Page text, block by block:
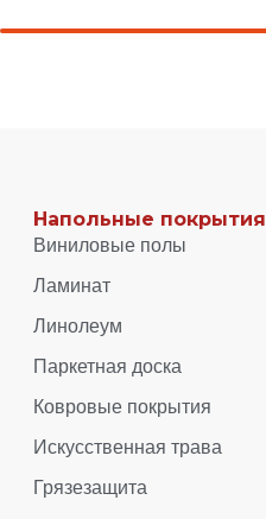
Напольные покрытия
Виниловые полы
Ламинат
Линолеум
Паркетная доска
Ковровые покрытия
Искусственная трава
Грязезащита